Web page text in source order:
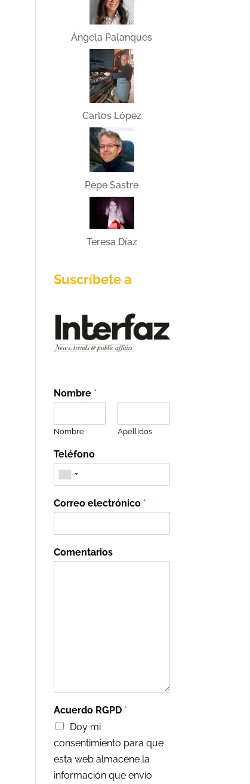
Ángela Palanques
Carlos López
Pepe Sastre
Teresa Díaz
Suscríbete a
Nombre *
Nombre Apellidos
Teléfono
Correo electrónico *
Comentarios
Acuerdo RGPD *
Doy mi
consentimiento para que
esta web almacene la
información que envío